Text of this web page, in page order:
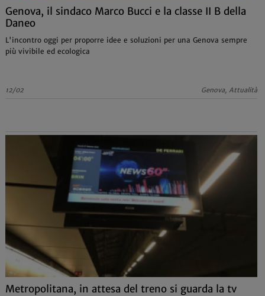
Genova, il sindaco Marco Bucci e la classe II B della
Daneo
L'incontro oggi per proporre idee e soluzioni per una Genova sempre
più vivibile ed ecologica
12/02 Genova, Attualità
Metropolitana, in attesa del treno si guarda la tv